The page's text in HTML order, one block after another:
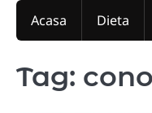
Skip
Acasa Dieta
Tag: